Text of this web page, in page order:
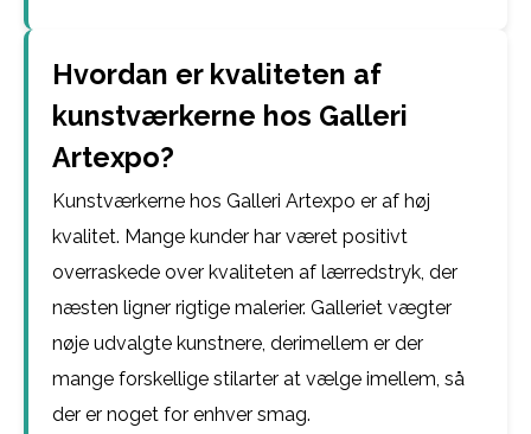
Hvordan er kvaliteten af
kunstværkerne hos Galleri
Artexpo?
Kunstværkerne hos Galleri Artexpo er af høj
kvalitet. Mange kunder har været positivt
overraskede over kvaliteten af lærredstryk, der
næsten ligner rigtige malerier. Galleriet vægter
nøje udvalgte kunstnere, derimellem er der
mange forskellige stilarter at vælge imellem, så
der er noget for enhver smag.